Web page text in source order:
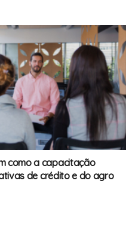
como a capacitação
de crédito e do agro